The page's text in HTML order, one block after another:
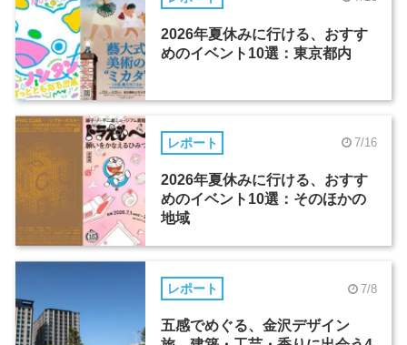
2026年夏休みに行ける、おすす
めのイベント10選：東京都内
レポート 7/16
2026年夏休みに行ける、おすす
めのイベント10選：そのほかの
地域
レポート 7/8
五感でめぐる、金沢デザイン